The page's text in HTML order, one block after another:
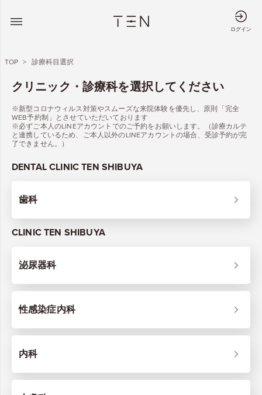
ログイン
TOP > 診療科目選択
クリニック・診療科を選択してください
※新型コロナウィルス対策やスムーズな来院体験を優先し、原則「完全
WEB予約制」とさせていただいております
※必ずご本人のLINEアカウントでのご予約をお願いします。（診療カルテ
と連携しているため、ご本人以外のLINEアカウントの場合、受診予約が完
了できません。）
DENTAL CLINIC TEN SHIBUYA
歯科
CLINIC TEN SHIBUYA
泌尿器科
性感染症内科
内科